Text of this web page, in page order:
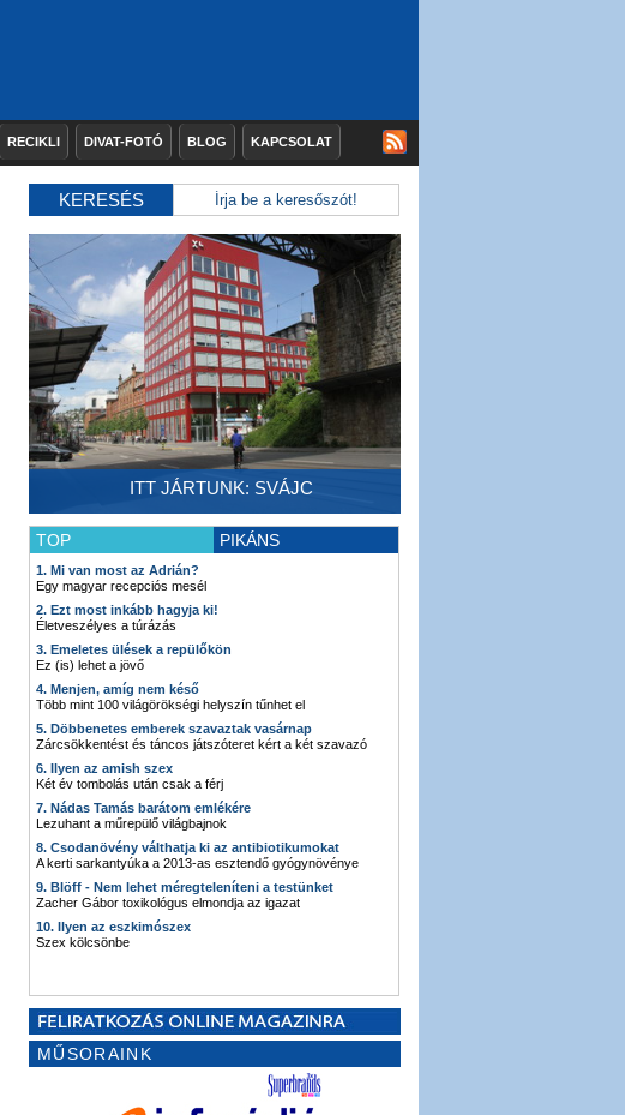
RECIKLI DIVAT-FOTÓ BLOG KAPCSOLAT
KERESÉS
ITT JÁRTUNK: SVÁJC
TOP PIKÁNS
1. Mi van most az Adrián?
Egy magyar recepciós mesél
2. Ezt most inkább hagyja ki!
Életveszélyes a túrázás
3. Emeletes ülések a repülőkön
Ez (is) lehet a jövő
4. Menjen, amíg nem késő
Több mint 100 világörökségi helyszín tűnhet el
5. Döbbenetes emberek szavaztak vasárnap
Zárcsökkentést és táncos játszóteret kért a két szavazó
6. Ilyen az amish szex
Két év tombolás után csak a férj
7. Nádas Tamás barátom emlékére
Lezuhant a műrepülő világbajnok
8. Csodanövény válthatja ki az antibiotikumokat
A kerti sarkantyúka a 2013-as esztendő gyógynövénye
9. Blöff - Nem lehet méregteleníteni a testünket
Zacher Gábor toxikológus elmondja az igazat
10. Ilyen az eszkimószex
Szex kölcsönbe
MŰSORAINK